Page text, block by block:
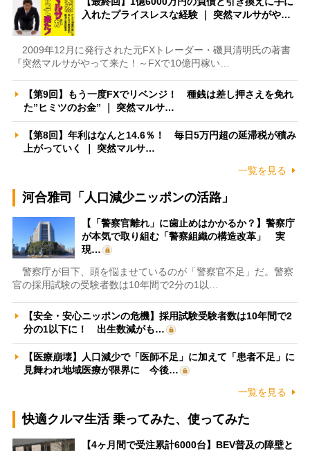
入れたプライスレスな経験 ｜ 突然マルサがや…
2009年12月に発行された元FXトレーダー・磯貝清明氏の著書
『突然マルサがやって来た！～FXで10億円稼い…
【第9回】もう一度FXでリベンジ！ 種銭は差し押さえを免れ
た”ヒミツのお金” ｜ 突然マルサ…
【第8回】年利はなんと14.6％！ 毎日5万円超の延滞税が積み
上がっていく ｜ 突然マルサ…
一覧を見る
河合雅司「人口減少ニッポンの活路」
【「警察官離れ」に歯止めはかかるか？】警察庁
が本気で取り組む「警察組織の構造改革」 実
現…
警察庁が目下、頭を悩ませているのが「警察官不足」だ。警察
官の採用試験の受験者数は10年間で2分の1以…
【安全・安心ニッポンの危機】採用試験受験者数は10年間で2
分の1以下に！ 出生数減がも…
【医療崩壊】人口減少で「医師不足」に加えて「患者不足」に
見舞われ地域医療が限界に 今後…
一覧を見る
快適クルマ生活 乗ってみた、使ってみた
【4ヶ月間で受注累計6000台】BEV普及の障壁と